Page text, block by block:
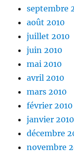
septembre
août 2010
juillet 2010
juin 2010
mai 2010
avril 2010
mars 2010
février 2010
janvier 2010
décembre
novembre